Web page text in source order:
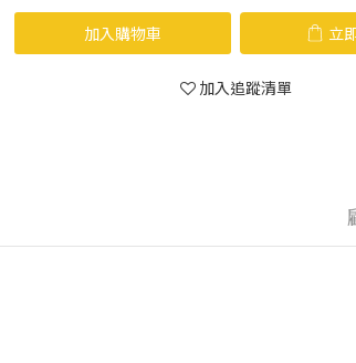
加入購物車 立
加入追蹤清單